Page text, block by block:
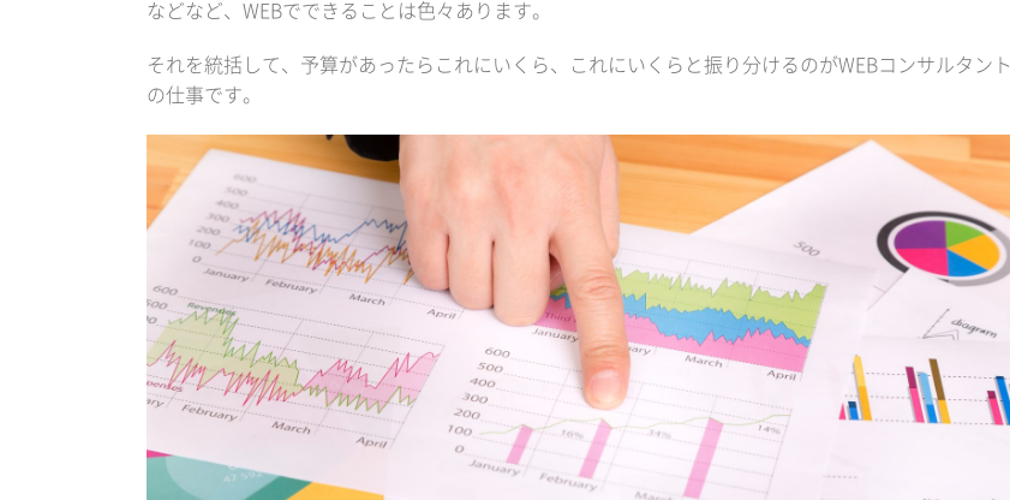
などなど、WEBでできることは色々あります。
それを統括して、予算があったらこれにいくら、これにいくらと振り分けるのがWEBコンサルタント
の仕事です。